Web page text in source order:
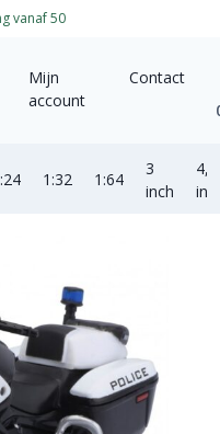
vanaf 50
Mijn
account
Contact
1:32 1:64
3
inch
4,5